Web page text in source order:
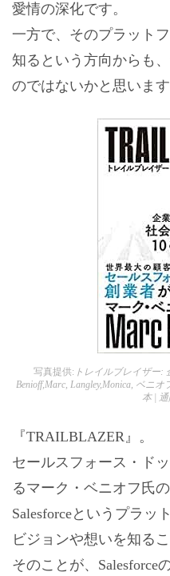
愛情の深化です。
一方で、そのプラット
知るという方向からも
のではないかと思います
写真提供: トレイルブレイザー:
Benioff,Marc, Langley,Monica, ベニ
本 | 通
『TRAILBLAZER』。
セールスフォース・ド
るマーク・ベニオフ氏
Salesforceというプラッ
ビジョンや想いを知る
そのことが、Salesforce